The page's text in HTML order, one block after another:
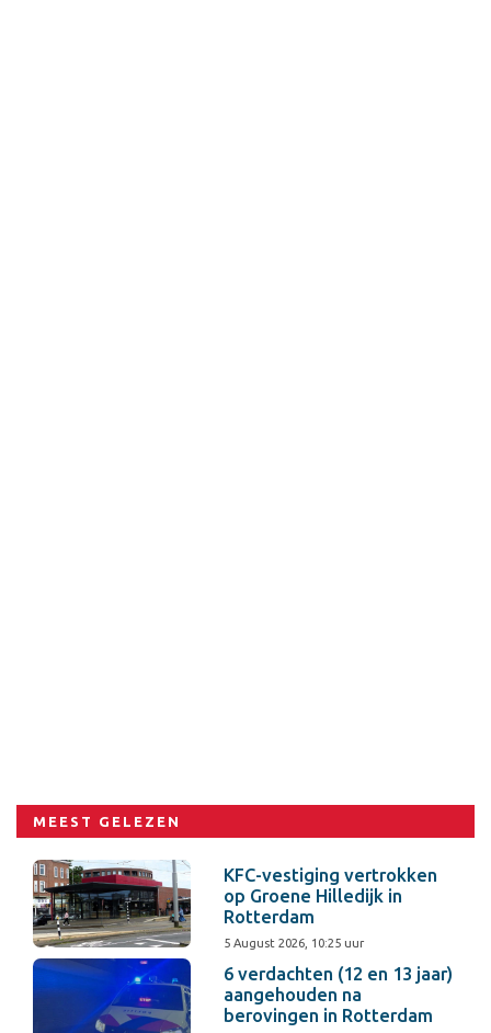
MEEST GELEZEN
KFC-vestiging vertrokken
op Groene Hilledijk in
Rotterdam
5 August 2026, 10:25 uur
6 verdachten (12 en 13 jaar)
aangehouden na
berovingen in Rotterdam